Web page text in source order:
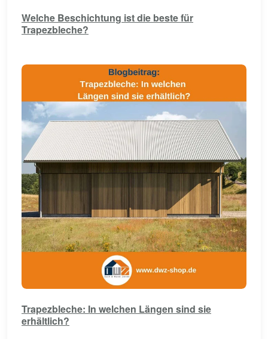
Welche Beschichtung ist die beste für
Trapezbleche?
Trapezbleche: In welchen Längen sind sie
erhältlich?